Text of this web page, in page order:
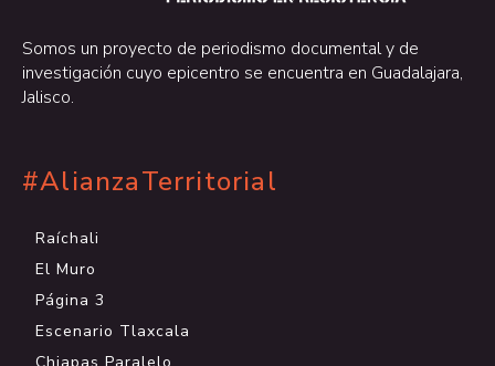
Somos un proyecto de periodismo documental y de
investigación cuyo epicentro se encuentra en Guadalajara,
Jalisco.
#AlianzaTerritorial
Raíchali
El Muro
Página 3
Escenario Tlaxcala